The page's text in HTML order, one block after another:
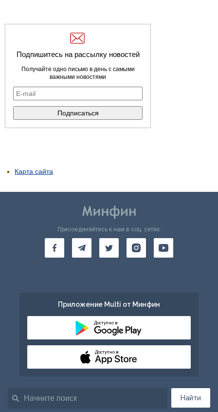
Подпишитесь на рассылку новостей
Получайте одно письмо в день с самыми
важными новостями
Карта сайта
Найти
Присоединяйтесь к нам в соц. сетях:
Приложение Multi от Минфин
Доступно в
Доступно в